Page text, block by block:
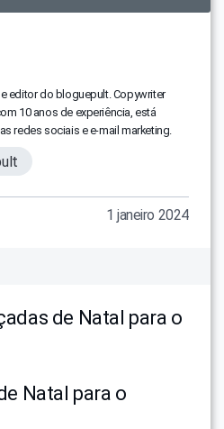
editor do bloguepult. Copywriter
10 anos de experiência, está
redes sociais e e-mail marketing.
1 janeiro 2024
de Natal para o
Natal para o